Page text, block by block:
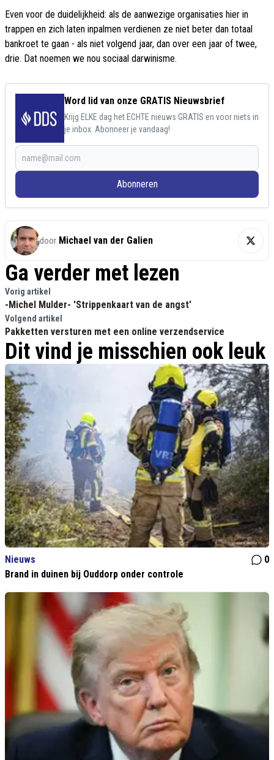
Even voor de duidelijkheid: als de aanwezige organisaties hier in
trappen en zich laten inpalmen verdienen ze niet beter dan totaal
bankroet te gaan - als niet volgend jaar, dan over een jaar of twee,
drie. Dat noemen we nou sociaal darwinisme.
Word lid van onze GRATIS Nieuwsbrief
Krijg ELKE dag het ECHTE nieuws GRATIS en voor niets in
je inbox. Abonneer je vandaag!
Abonneren
door Michael van der Galien
Ga verder met lezen
Vorig artikel
-Michel Mulder- 'Strippenkaart van de angst'
Volgend artikel
Pakketten versturen met een online verzendservice
Dit vind je misschien ook leuk
Nieuws
0
Brand in duinen bij Ouddorp onder controle